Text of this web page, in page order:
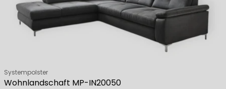
Wohnlandschaft MP-IN20050
Verkäufer:
Systempolster